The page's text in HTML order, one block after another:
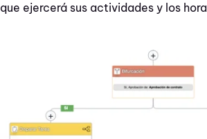
que ejercerá sus actividades y los